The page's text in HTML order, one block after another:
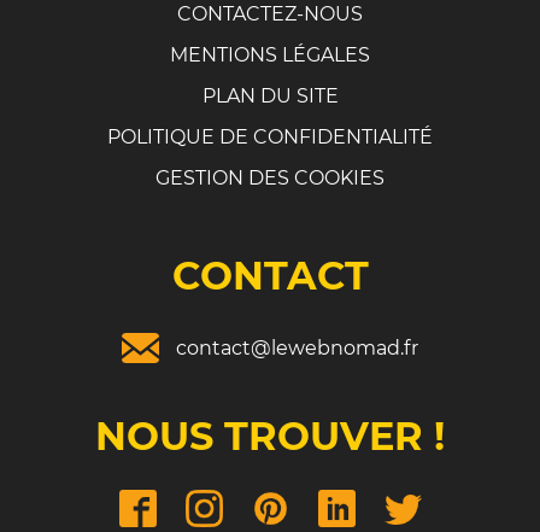
CONTACTEZ-NOUS
MENTIONS LÉGALES
PLAN DU SITE
POLITIQUE DE CONFIDENTIALITÉ
GESTION DES COOKIES
CONTACT
contact@lewebnomad.fr
NOUS TROUVER !